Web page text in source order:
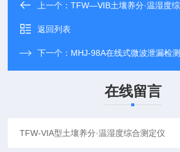
上一个：TFW—ⅥB土壤养分·温湿度
返回列表
下一个： MHJ-98A在线式微波泄漏检
在线留言